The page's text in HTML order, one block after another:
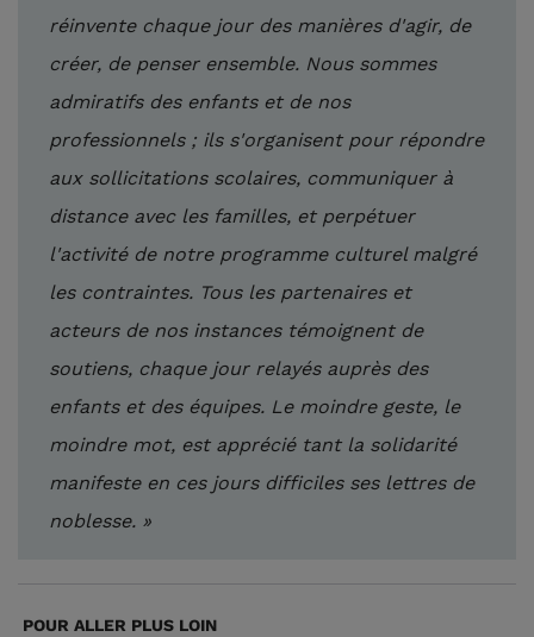
réinvente chaque jour des manières d'agir, de
créer, de penser ensemble. Nous sommes
admiratifs des enfants et de nos
professionnels ; ils s'organisent pour répondre
aux sollicitations scolaires, communiquer à
distance avec les familles, et perpétuer
l'activité de notre programme culturel malgré
les contraintes. Tous les partenaires et
acteurs de nos instances témoignent de
soutiens, chaque jour relayés auprès des
enfants et des équipes. Le moindre geste, le
moindre mot, est apprécié tant la solidarité
manifeste en ces jours difficiles ses lettres de
noblesse. »
POUR ALLER PLUS LOIN